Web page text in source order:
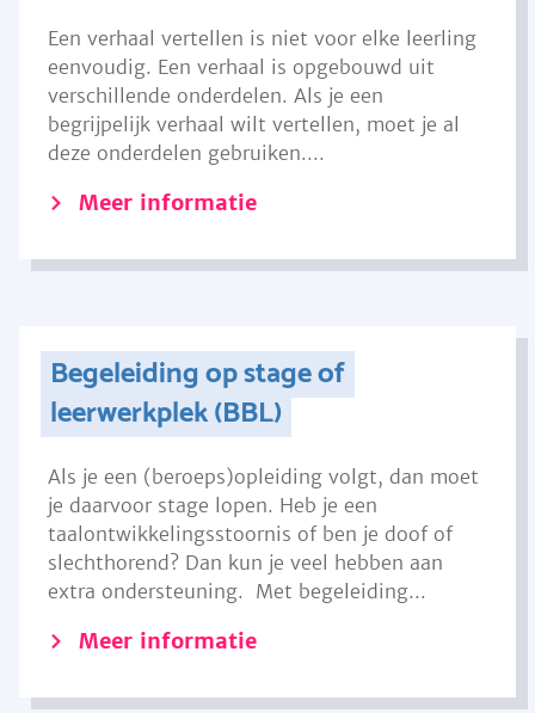
Een verhaal vertellen is niet voor elke leerling
eenvoudig. Een verhaal is opgebouwd uit
verschillende onderdelen. Als je een
begrijpelijk verhaal wilt vertellen, moet je al
deze onderdelen gebruiken....
Meer informatie
Begeleiding op stage of
leerwerkplek (BBL)
Als je een (beroeps)opleiding volgt, dan moet
je daarvoor stage lopen. Heb je een
taalontwikkelingsstoornis of ben je doof of
slechthorend? Dan kun je veel hebben aan
extra ondersteuning. Met begeleiding...
Meer informatie